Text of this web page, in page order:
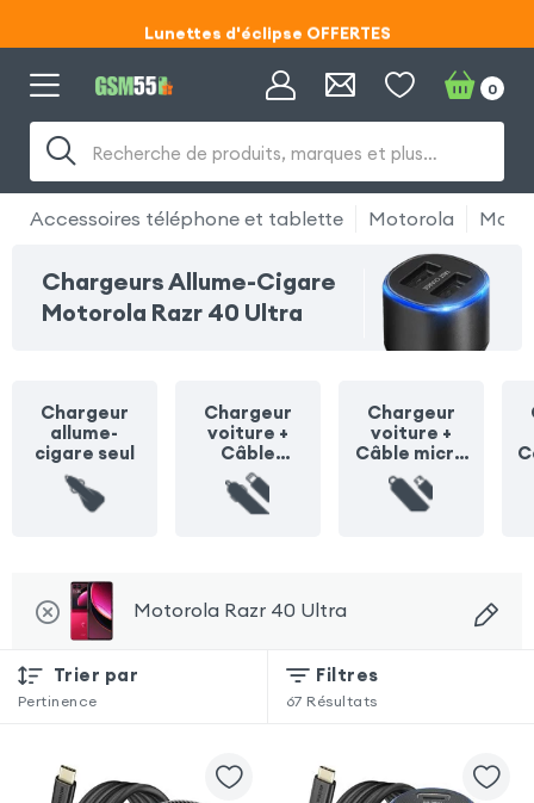
Lunettes d'éclipse OFFERTES
Code ECLIPSE55
Code ECLIPSE55
Recherche de produits, marques et plus…
0
Accessoires téléphone et tablette Motorola
Chargeurs Allume-Cigare
Motorola Razr 40 Ultra
Chargeur
allume-
cigare seul
Chargeur
voiture +
Câble
Lightning
Chargeur
voiture +
Câble micro
USB
Motorola Razr 40 Ultra
Trier par
Pertinence
Filtres
67 Résultats